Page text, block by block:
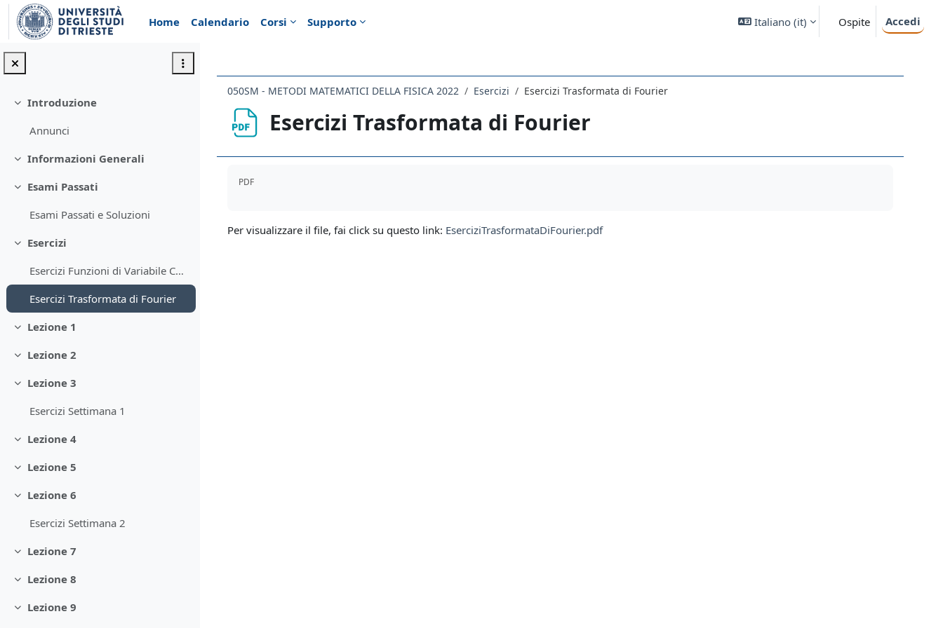
Vai al contenuto principale
Home
Calendario Corsi Supporto Italiano ‎(it)‎ Ospite Accedi
Minimizza
Introduzione
Annunci
Minimizza
Informazioni Generali
Minimizza
Esami Passati
Esami Passati e Soluzioni
Minimizza
Esercizi
Esercizi Funzioni di Variabile Complessa
Esercizi Trasformata di Fourier
Minimizza
Lezione 1
Minimizza
Lezione 2
Minimizza
Lezione 3
Esercizi Settimana 1
Minimizza
Lezione 4
Minimizza
Lezione 5
Minimizza
Lezione 6
Esercizi Settimana 2
Minimizza
Lezione 7
Minimizza
Lezione 8
Minimizza
Lezione 9
050SM - METODI MATEMATICI DELLA FISICA 2022 Esercizi Esercizi Trasformata di Fourier
Esercizi Trasformata di Fourier
PDF
Per visualizzare il file, fai click su questo link: EserciziTrasformataDiFourier.pdf